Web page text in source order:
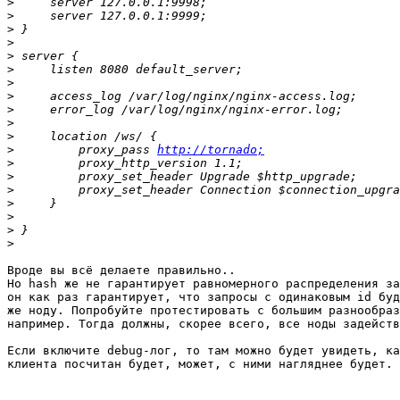
>
>
>
>
>
>
>
>
>
>
>
         proxy_pass
http://tornado;
>
>
>
>
>
>
>
Вроде вы всё делаете правильно..
Но hash же не гарантирует равномерного распределения
он как раз гарантирует, что запросы с одинаковым id
же ноду. Попробуйте протестировать с большим
например. Тогда должны, скорее всего, все ноды
Если включите debug-лог, то там можно будет увидеть,
клиента посчитан будет, может, с ними нагляднее будет.